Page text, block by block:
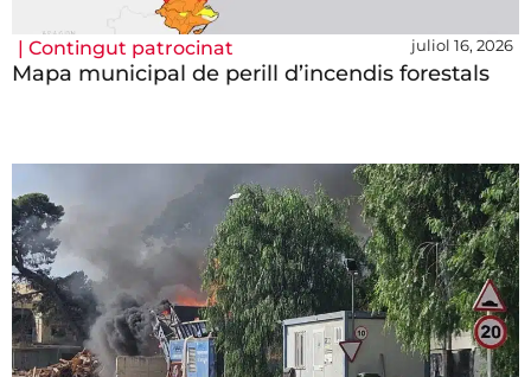
| Contingut patrocinat juliol 16, 2026
Mapa municipal de perill d’incendis forestals